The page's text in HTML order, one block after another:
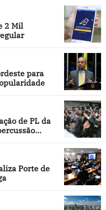
2 Mil
para
de PL da
Porte de